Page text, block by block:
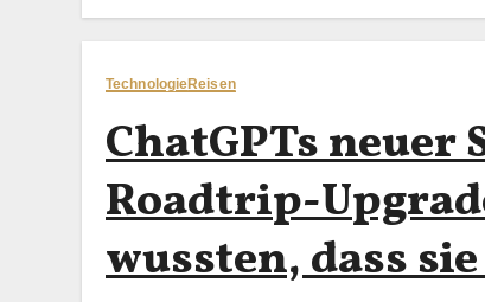
TechnologieReisen
ChatGPTs neuer
Roadtrip-
wussten, dass